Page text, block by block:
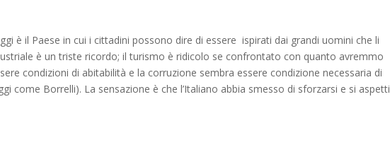
è il Paese in cui i cittadini possono dire di essere ispirati dai grandi uomini che li
è un triste ricordo; il turismo è ridicolo se confrontato con quanto avremmo
condizioni di abitabilità e la corruzione sembra essere condizione necessaria di
come Borrelli). La sensazione è che l’Italiano abbia smesso di sforzarsi e si aspetti